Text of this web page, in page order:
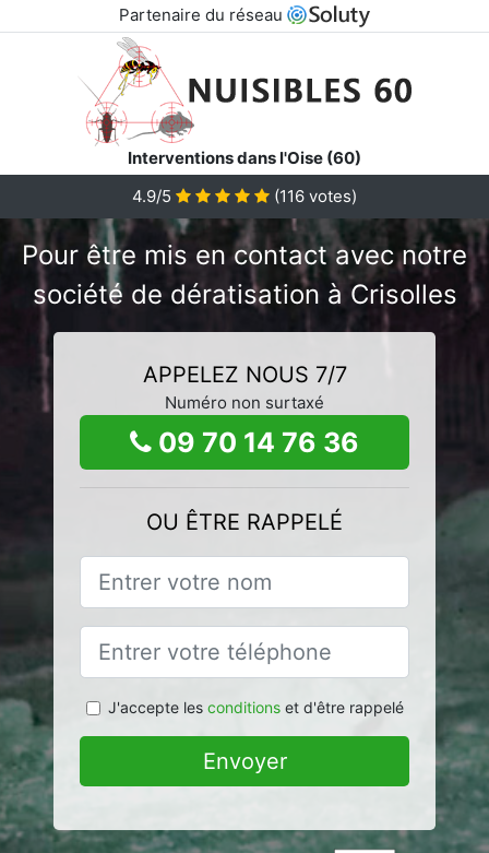
Partenaire du réseau
Interventions dans l'Oise (60)
4.9/5
(116 votes)
Pour être mis en contact avec notre
société de dératisation à Crisolles
APPELEZ NOUS 7/7
Numéro non surtaxé
09 70 14 76 36
OU ÊTRE RAPPELÉ
J'accepte les conditionset d'être rappelé
Envoyer